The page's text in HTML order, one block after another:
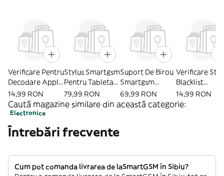
Verificare Pentru
Decodare Apple
Iphone Pe Baza
Imei
14,99 RON
Stylus Smartgsm
Pentru Tableta
Touch Pen Ball
Easy, Alb
79,99 RON
Suport De Birou
Smartgsm
Pentru Telefon /
Tableta, Negru
69,99 RON
Verificare
Blacklist
Worldwide
Telefon Pe
14,99 RON
Caută magazine similare din această categorie:
Electronice
Întrebări frecvente
Cum pot comanda livrarea de laSmartGSM în Sibiu?